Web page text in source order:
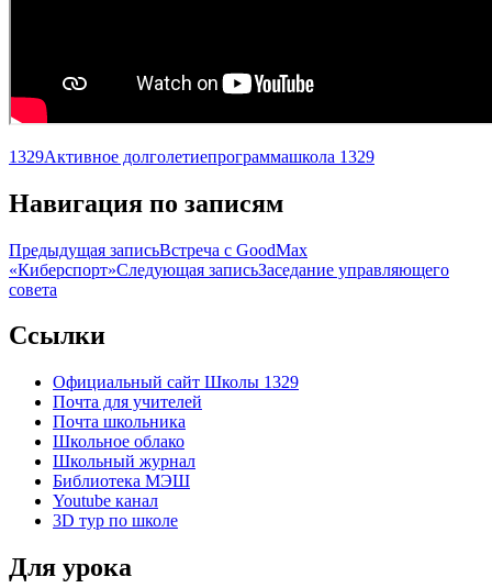
1329Активное долголетиепрограммашкола 1329
Навигация по записям
Предыдущая записьВстреча с GoodMax
«Киберспорт»Следующая записьЗаседание управляющего
совета
Ccылки
Официальный сайт Школы 1329
Почта для учителей
Почта школьника
Школьное облако
Школьный журнал
Библиотека МЭШ
Youtube канал
3D тур по школе
Для урока